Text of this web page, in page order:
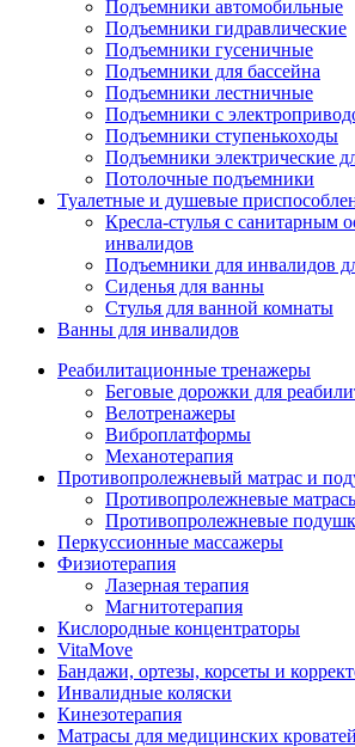
Подъемники автомобильные
Подъемники гидравлические
Подъемники гусеничные
Подъемники для бассейна
Подъемники лестничные
Подъемники с
Подъемники ступенькоходы
Подъемники электрические
Потолочные подъемники
Туалетные и душевые
Кресла-стулья с санитарным
инвалидов
Подъемники для инвалидов
Сиденья для ванны
Стулья для ванной комнаты
Ванны для инвалидов
Реабилитационные тренажеры
Беговые дорожки для
Велотренажеры
Виброплатформы
Механотерапия
Противопролежневый матрас и
Противопролежневые
Противопролежневые
Перкуссионные массажеры
Физиотерапия
Лазерная терапия
Магнитотерапия
Кислородные концентраторы
VitaMove
Бандажи, ортезы, корсеты и
Инвалидные коляски
Кинезотерапия
Матрасы для медицинских кроватей